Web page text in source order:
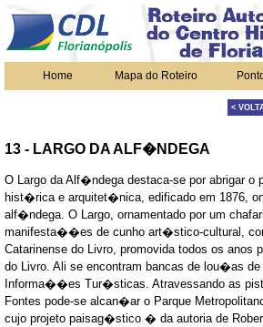
Home Mapa do Roteiro
<
13 - LARGO DA ALF�NDEGA
O Largo da Alf�ndega destaca-se por abrigar
hist�rica e arquitet�nica, edificado em 1876,
alf�ndega. O Largo, ornamentado por um
manifesta��es de cunho art�stico-cultural,
Catarinense do Livro, promovida todos os anos
do Livro. Ali se encontram bancas de lou�as
Informa��es Tur�sticas. Atravessando as
Fontes pode-se alcan�ar o Parque
cujo projeto paisag�stico � da autoria de